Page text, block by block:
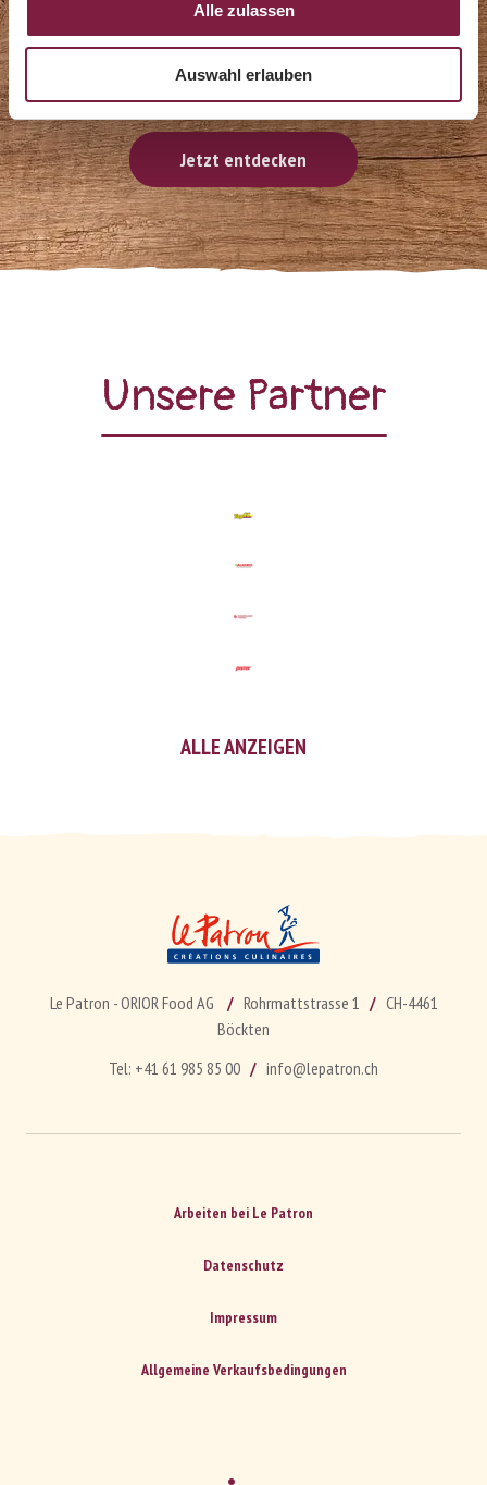
Alle zulassen
Auswahl erlauben
Beliebte Klassiker
Jetzt entdecken
Unsere Partner
ALLE ANZEIGEN
Le Patron - ORIOR Food AG Rohrmattstrasse 1
CH-4461
Böckten
Tel: +41 61 985 85 00 info@lepatron.ch
Arbeiten bei Le Patron
Datenschutz
Impressum
Allgemeine Verkaufsbedingungen